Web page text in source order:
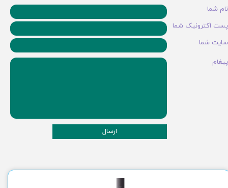
نام شما
پست اکترونیک شما
سایت شما
پیغام
ارسال